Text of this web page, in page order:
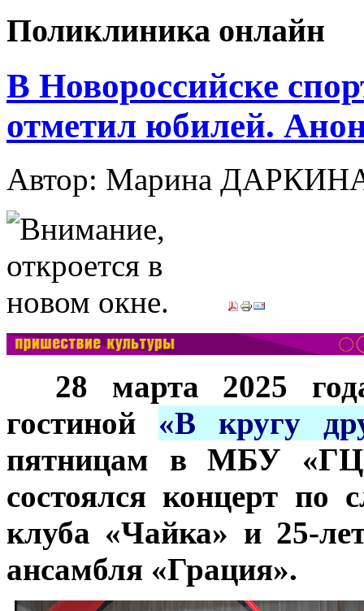
Поликлиника онлайн
В Новороссийске
отметил юбилей.
Автор: Марина
28 марта 2025
гостиной
«В кругу
пятницам в МБУ
состоялся концерт по
клуба «Чайка» и 25-
ансамбля «Грация».